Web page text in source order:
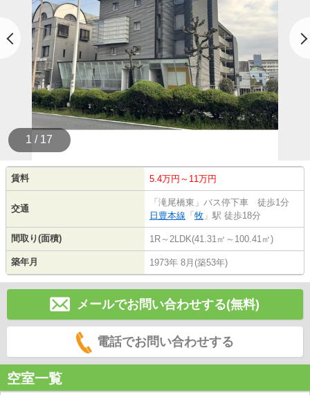
1 / 17
賃料 5.4万円～11万円
交通
「滝尾橋東」バス停下車 徒歩1分
日豊本線 「 牧 」駅 徒歩18分
間取り(面積) 1R～2LDK(41.31㎡～100.41㎡)
築年月 1973年 8月(築53年)
メールでお問い合わせする(無料)
電話でお問い合わせする
空室一覧